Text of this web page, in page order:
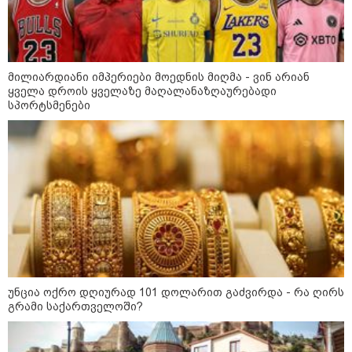
17:12 / 09-08-2026
უნცია ოქრო დღიურად 101
დოლარით გაძვირდა - რა ღირს
გრამი საქართველოში?
16:49 / 09-08-2026
ქუთაისში, ბრალდებული
დაზარალებულის ბინაში შეიჭრა
და შეეცადა ოქროს
სამკაულების დაუფლებას -
დეტალებს პროკურატურა
ასაჯაროებს
16:06 / 09-08-2026
"ტრაგედიამდე ალექსანდრე
გაბაშვილი ChatGPT-ის აწვდის
თავისი ელექტროშოკის
ინფორმაციებს და ეუბნება:
გათიშავს თუ არა პიროვნებას,
გითხარი" - გიგა ავალიანის
დედა
მილიარდიანი იმპერიები მოედნის მიღმა - ვინ არიან
ყველა დროის ყველაზე მაღალანაზღაურებადი
სპორტსმენები
უნცია ოქრო დღიურად 101 დოლარით გაძვირდა - რა ღირს
გრამი საქართველოში?